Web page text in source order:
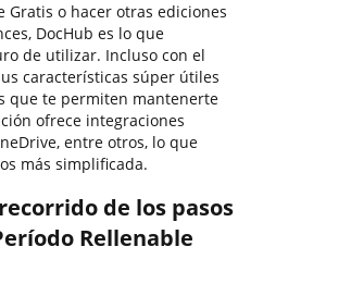
Gratis o hacer otras ediciones
DocHub es lo que
de utilizar. Incluso con el
características súper útiles
que te permiten mantenerte
ofrece integraciones
entre otros, lo que
más simplificada.
de los pasos
Rellenable